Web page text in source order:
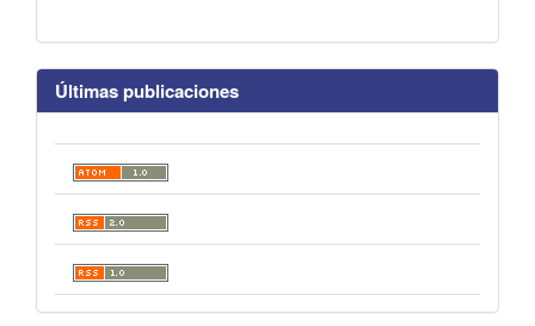
Últimas publicaciones